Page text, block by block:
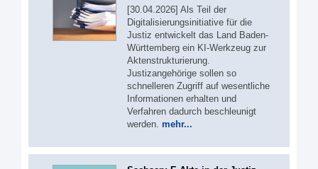
[30.04.2026] Als Teil der
Digitalisierungsinitiative für die
Justiz entwickelt das Land Baden-
Württemberg ein KI-Werkzeug zur
Aktenstrukturierung.
Justizangehörige sollen so
schnelleren Zugriff auf wesentliche
Informationen erhalten und
Verfahren dadurch beschleunigt
werden. mehr...